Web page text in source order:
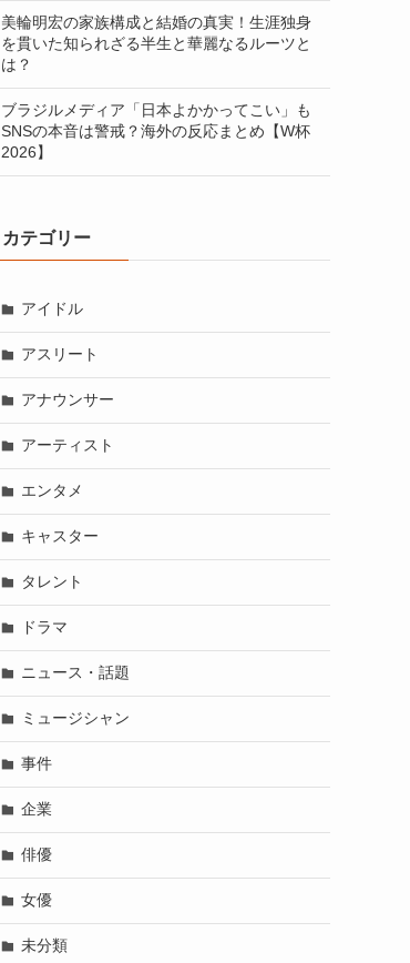
美輪明宏の家族構成と結婚の真実！生涯独身
を貫いた知られざる半生と華麗なるルーツと
は？
ブラジルメディア「日本よかかってこい」も
SNSの本音は警戒？海外の反応まとめ【W杯
2026】
カテゴリー
アイドル
アスリート
アナウンサー
アーティスト
エンタメ
キャスター
タレント
ドラマ
ニュース・話題
ミュージシャン
事件
企業
俳優
女優
未分類